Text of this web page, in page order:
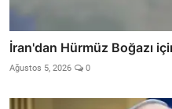
İran'dan Hürmüz Boğazı
Ağustos 5, 2026 0